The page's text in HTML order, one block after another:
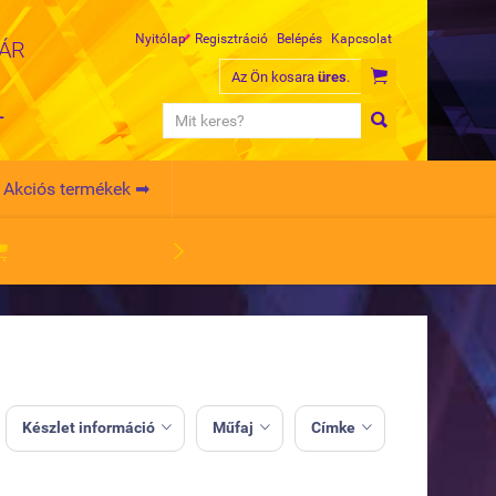
Nyitólap Regisztráció Belépés Kapcsolat
Az Ön kosara üres.


Akciós termékek ➡

Készlet információ  Műfaj  Címke 